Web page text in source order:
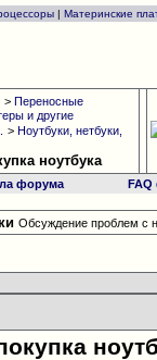
| Материнские
> Переносные
и другие
> Ноутбуки, нетбуки,
ноутбука
форума
Обсуждение проблем с